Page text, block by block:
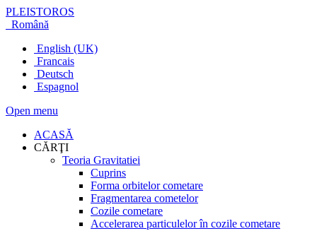
PLEISTOROS
Română
English (UK)
Francais
Deutsch
Espagnol
Open menu
ACASĂ
CĂRŢI
Teoria Gravitatiei
Cuprins
Forma orbitelor cometare
Fragmentarea cometelor
Cozile cometare
Accelerarea particulelor în cozile cometare